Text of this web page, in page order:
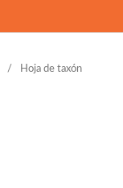
/ Hoja de taxón